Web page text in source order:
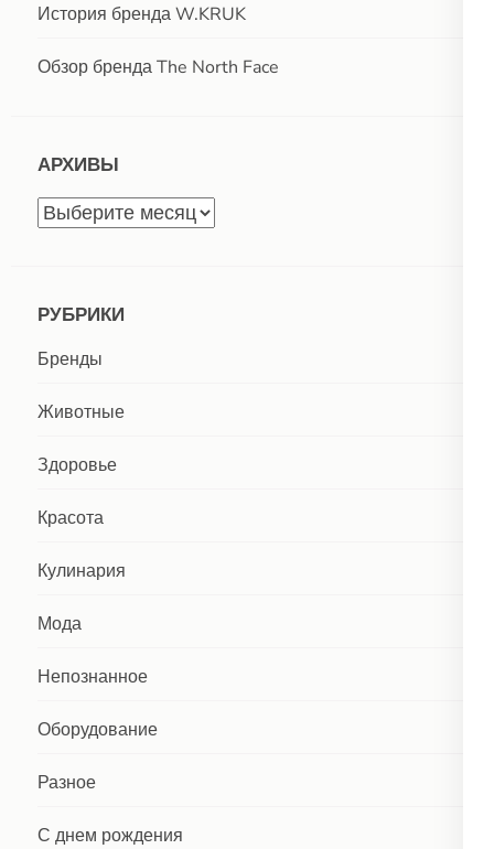
История бренда W.KRUK
Обзор бренда The North Face
АРХИВЫ
Архивы
РУБРИКИ
Бренды
Животные
Здоровье
Красота
Кулинария
Мода
Непознанное
Оборудование
Разное
С днем рождения